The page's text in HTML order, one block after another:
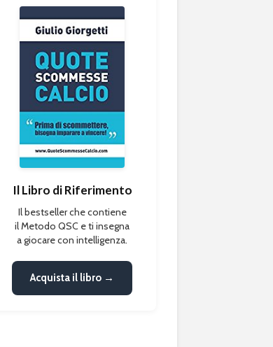
Il Libro di Riferimento
Il bestseller che contiene
il Metodo QSC e ti insegna
a giocare con intelligenza.
Acquista il libro →